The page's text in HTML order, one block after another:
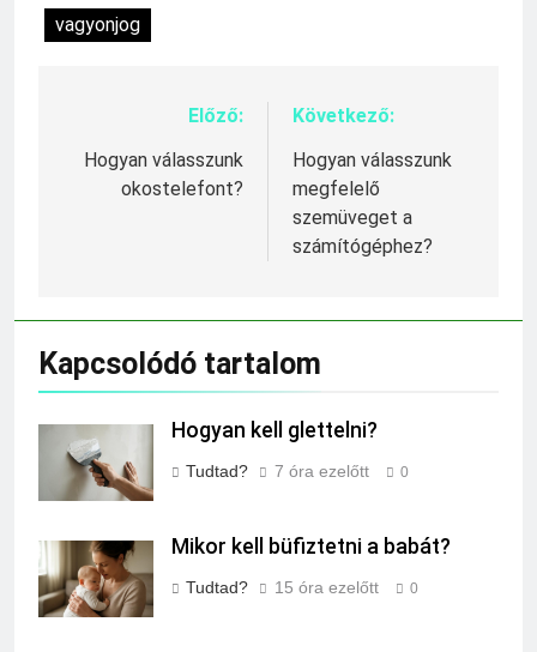
vagyonjog
Bejegyzés
navigáció
Előző:
Hogyan válasszunk
okostelefont?
Következő:
Hogyan válasszunk
megfelelő
szemüveget a
számítógéphez?
Kapcsolódó tartalom
Hogyan kell glettelni?
Tudtad? 7 óra ezelőtt 0
Mikor kell büfiztetni a babát?
Tudtad? 15 óra ezelőtt 0